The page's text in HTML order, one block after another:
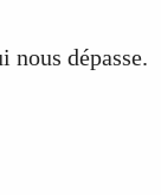
nous dépasse.